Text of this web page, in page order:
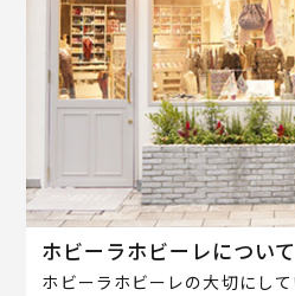
ホビーラホビーレについて
ホビーラホビーレの大切にし